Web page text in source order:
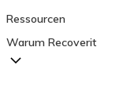
Ressourcen
Warum Recoverit